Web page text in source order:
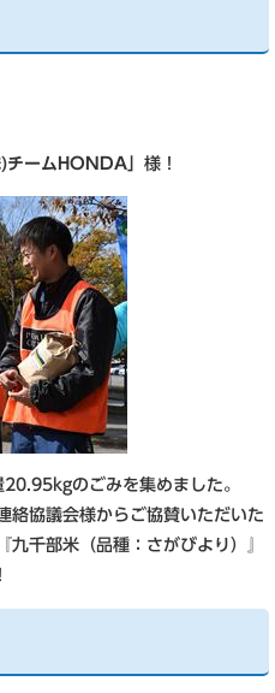
チームHONDA」 様！
のごみを集めました。
協議会様からご協賛いただいた
千部米（品種：さがびより）』